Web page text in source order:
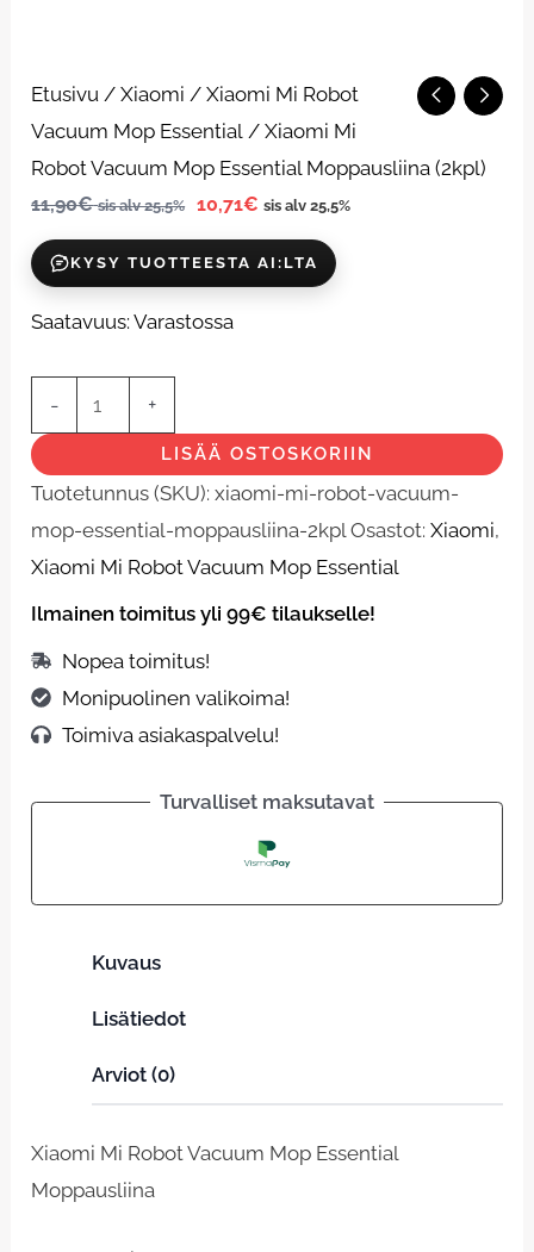
Etusivu /Xiaomi /Xiaomi Mi Robot
Vacuum Mop Essential / Xiaomi Mi
Robot Vacuum Mop Essential Moppausliina (2kpl)
11,90€ sis alv 25,5% 10,71€ sis alv 25,5%
KYSY TUOTTEESTA AI:LTA
Saatavuus:Varastossa
-
Xiaomi
Mi
Robot
Vacuum
Mop
Essential
Moppausliina
+
LISÄÄ OSTOSKORIIN
Tuotetunnus (SKU):xiaomi-mi-robot-vacuum-
mop-essential-moppausliina-2kpl Osastot:Xiaomi,
Xiaomi Mi Robot Vacuum Mop Essential
Ilmainen toimitus yli 99€ tilaukselle!
Nopea toimitus!
Monipuolinen valikoima!
Toimiva asiakaspalvelu!
Turvalliset maksutavat
Kuvaus
Lisätiedot
Arviot (0)
Xiaomi Mi Robot Vacuum Mop Essential
Moppausliina